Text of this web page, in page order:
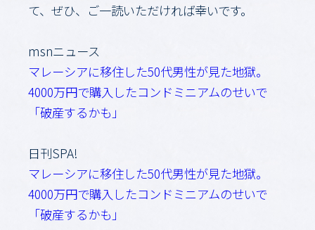
て、ぜひ、ご一読いただければ幸いです。
msnニュース
マレーシアに移住した50代男性が見た地獄。
4000万円で購入したコンドミニアムのせいで
「破産するかも」
日刊SPA!
マレーシアに移住した50代男性が見た地獄。
4000万円で購入したコンドミニアムのせいで
「破産するかも」